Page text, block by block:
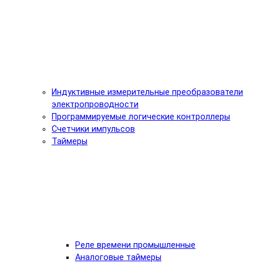
Индуктивные измерительные преобразователи
электропроводности
Программируемые логические контроллеры
Счетчики импульсов
Таймеры
Реле времени промышленные
Аналоговые таймеры